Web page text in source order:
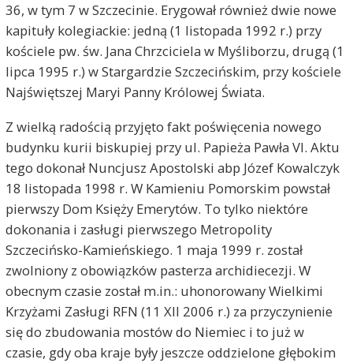
36, w tym 7 w Szczecinie. Erygował również dwie nowe
kapituły kolegiackie: jedną (1 listopada 1992 r.) przy
kościele pw. św. Jana Chrzciciela w Myśliborzu, drugą (1
lipca 1995 r.) w Stargardzie Szczecińskim, przy kościele
Najświętszej Maryi Panny Królowej Świata.
Z wielką radością przyjęto fakt poświęcenia nowego
budynku kurii biskupiej przy ul. Papieża Pawła VI. Aktu
tego dokonał Nuncjusz Apostolski abp Józef Kowalczyk
18 listopada 1998 r. W Kamieniu Pomorskim powstał
pierwszy Dom Księży Emerytów. To tylko niektóre
dokonania i zasługi pierwszego Metropolity
Szczecińsko-Kamieńskiego. 1 maja 1999 r. został
zwolniony z obowiązków pasterza archidiecezji. W
obecnym czasie został m.in.: uhonorowany Wielkimi
Krzyżami Zasługi RFN (11 XII 2006 r.) za przyczynienie
się do zbudowania mostów do Niemiec i to już w
czasie, gdy oba kraje były jeszcze oddzielone głębokim